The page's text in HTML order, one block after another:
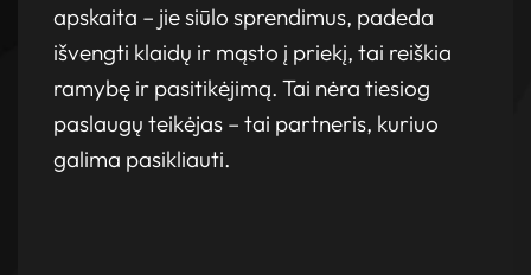
Du papildomi socialiniai draudimai mūsų
darbuotojams: saugome komandą ne tik
žodžiais
apskaita – jie siūlo sprendimus, padeda
išvengti klaidų ir mąsto į priekį, tai reiškia
ramybę ir pasitikėjimą. Tai nėra tiesiog
paslaugų teikėjas – tai partneris, kuriuo
galima pasikliauti.